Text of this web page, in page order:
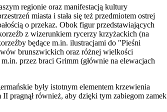
regionie oraz manifestacją kultury
miasta i stała się też przedmiotem ostrej
o przekaz. Obok figur przedstawiających
z wizerunkiem rycerzy krzyżackich (na
będące m.in. ilustracjami do "Pieśni
brunszwickich oraz różnej wielkości
przez braci Grimm (głównie na elewacjach
były istotnym elementem krzewienia
pragnął również, aby dzięki tym zabiegom zamek